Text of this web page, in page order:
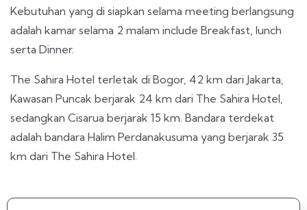
Kebutuhan yang di siapkan selama meeting berlangsung
adalah kamar selama 2 malam include Breakfast, lunch
serta Dinner.
The Sahira Hotel terletak di Bogor, 42 km dari Jakarta,
Kawasan Puncak berjarak 24 km dari The Sahira Hotel,
sedangkan Cisarua berjarak 15 km. Bandara terdekat
adalah bandara Halim Perdanakusuma yang berjarak 35
km dari The Sahira Hotel.